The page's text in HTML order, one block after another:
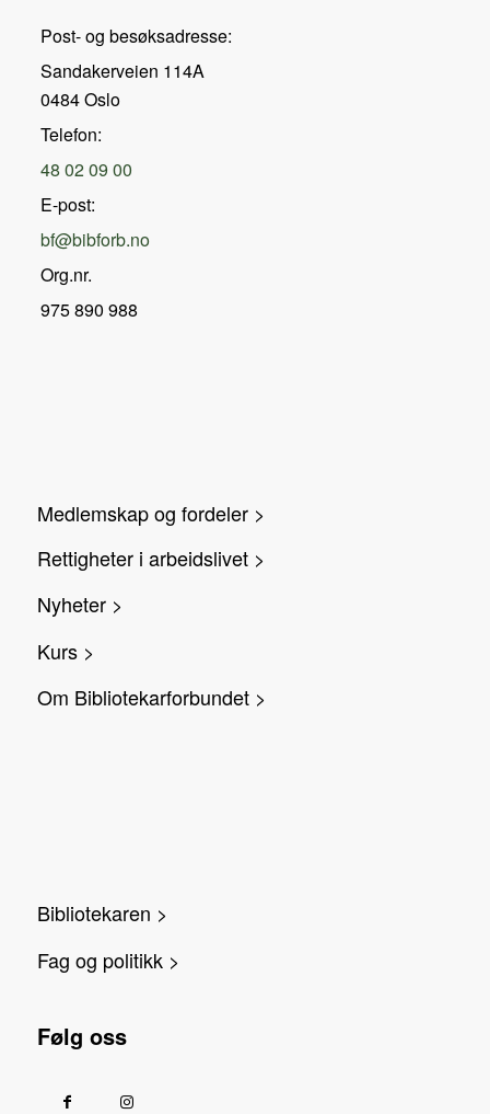
Post- og besøksadresse:
Sandakerveien 114A
0484 Oslo
Telefon:
48 02 09 00
E-post:
bf@bibforb.no
Org.nr.
975 890 988
Medlemskap og fordeler >
Rettigheter i arbeidslivet >
Nyheter >
Kurs >
Om Bibliotekarforbundet >
Bibliotekaren >
Fag og politikk >
Følg oss